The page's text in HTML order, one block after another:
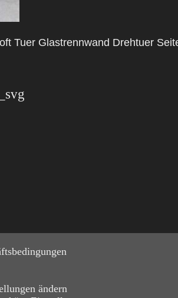
Tuer Glastrennwand Drehtuer
ändern